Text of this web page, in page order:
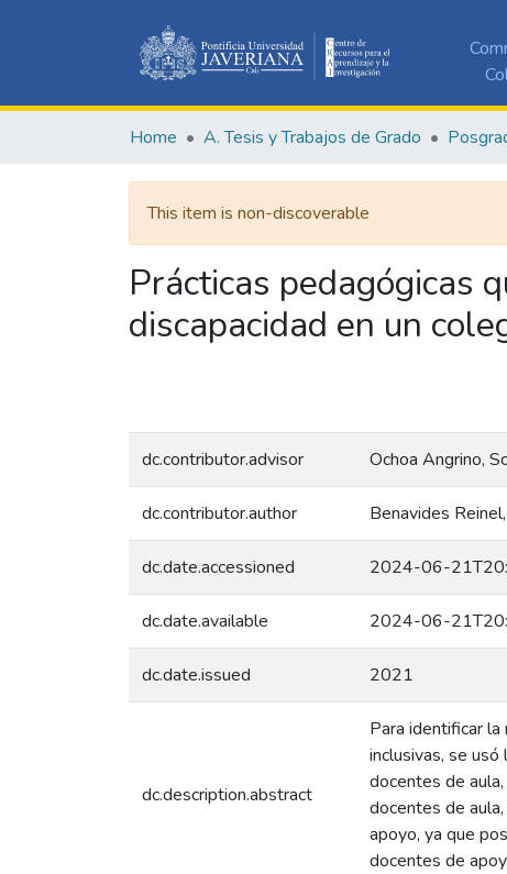
Home A. Tesis y Trabajos de Grado
This item is non-discoverable
Prácticas pedagógicas
discapacidad en un
dc.contributor.advisor Ochoa Angrino,
dc.contributor.author Benavides
dc.date.accessioned 2024-06-
dc.date.available 2024-06-
dc.date.issued 2021
dc.description.abstract
Para identificar
inclusivas, se
docentes de
docentes de
apoyo, ya que
docentes de